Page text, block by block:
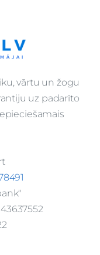
vārtu un žogu
uz padarīto